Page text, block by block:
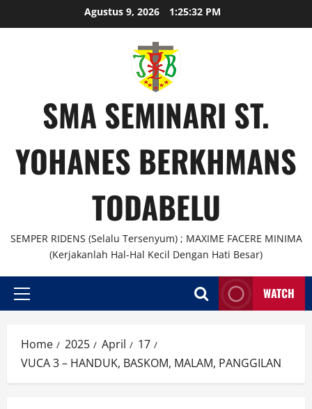
Agustus 9, 2026 1:25:33 PM
SMA SEMINARI ST.
YOHANES BERKHMANS
TODABELU
SEMPER RIDENS (Selalu Tersenyum) ; MAXIME FACERE MINIMA
(Kerjakanlah Hal-Hal Kecil Dengan Hati Besar)
WATCH
Home 2025 April
17
VUCA 3 – HANDUK, BASKOM, MALAM, PANGGILAN